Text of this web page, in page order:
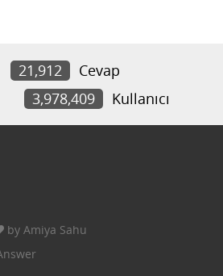
21,912
Cevap
3,978,409 Kullanıcı
by Amiya Sahu